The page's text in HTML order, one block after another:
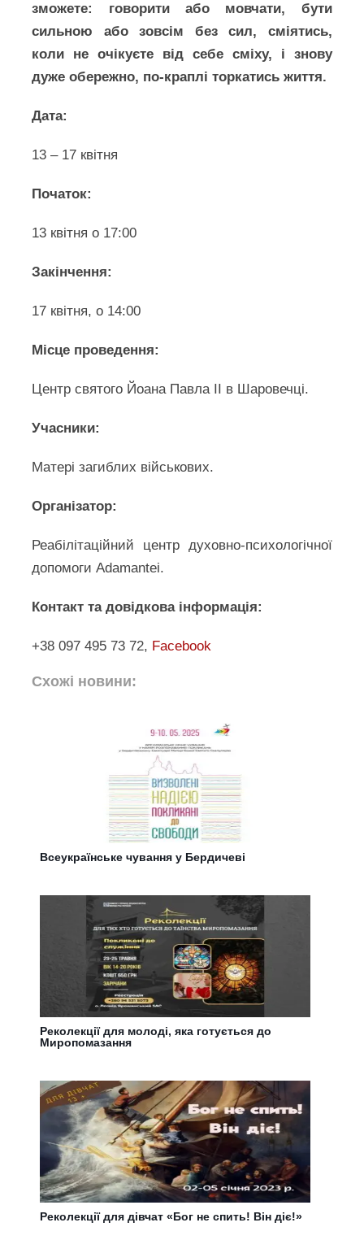
зможете: говорити або мовчати, бути
сильною або зовсім без сил, сміятись,
коли не очікуєте від себе сміху, і знову
дуже обережно, по-краплі торкатись життя.
Дата:
13 – 17 квітня
Початок:
13 квітня о 17:00
Закінчення:
17 квітня, о 14:00
Місце проведення:
Центр святого Йоана Павла II в Шаровечці.
Учасники:
Матері загиблих військових.
Організатор:
Реабілітаційний центр духовно-психологічної
допомоги Adamantei.
Контакт та довідкова інформація:
+38 097 495 73 72, Facebook
Схожі новини:
Всеукраїнське чування у Бердичеві
Реколекції для молоді, яка готується до
Миропомазання
Реколекції для дівчат «Бог не спить! Він діє!»